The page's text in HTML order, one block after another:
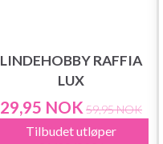
LINDEHOBBY RAFFIA
LUX
29,95 NOK 59,95 NOK
Tilbudet utløper